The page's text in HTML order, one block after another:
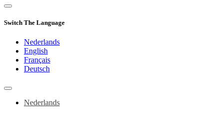
Switch The Language
Nederlands
English
Français
Deutsch
Nederlands